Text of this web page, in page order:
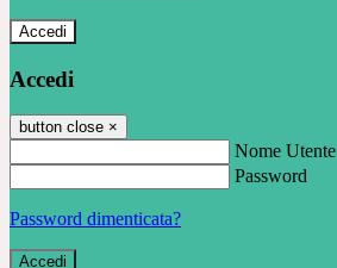
Accedi
Accedi
button close ×
Nome Utente
Password
Password dimenticata?